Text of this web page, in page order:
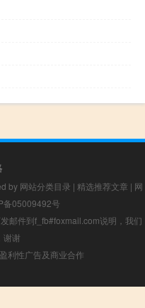
by 网站分类目录 | 精选推荐文章 | 网
备05009492号
邮件到f_fb#foxmail.com说明，我们
谢谢
利性广告及商业合作